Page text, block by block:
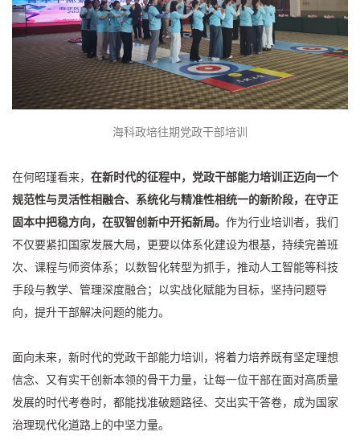
海科政培往期党政干部培训
在何昭瑾看来， 在新时代的征程中，党政干部能力培训正迈向一个
规范性与灵活性相融合、系统化与精准性相统一的新阶段，在守正
固本中把稳方向，在驭智创新中开拓新局。 作为行业培训者，我们
不仅要紧扣国家发展大局，更要以体系化建设为根基，持续完善班
次、课程与师资体系；以数智化转型为抓手，推动人工智能等科技
手段与教学、管理深度融合；以实战化赋能为目标，坚持问题导
向，提升干部解决问题的能力。
面向未来，新时代的党政干部能力培训，将着力培养既有坚定理想
信念、又有实干创新本领的骨干力量，让每一位干部在面对高质量
发展的时代考卷时，都能找准破题路径、交出实干答卷，成为国家
治理现代化道路上的中坚力量。